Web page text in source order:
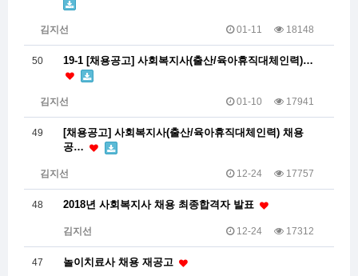
김지선 18148
01-11
50 19-1 [채용공고] 사회복지사(출산/육아휴직대체인력)…
김지선 17941
01-10
49
[채용공고] 사회복지사(출산/육아휴직대체인력) 채용
공…
김지선 17757
12-24
48 2018년 사회복지사 채용 최종합격자 발표
김지선 17312
12-24
47 놀이치료사 채용 재공고